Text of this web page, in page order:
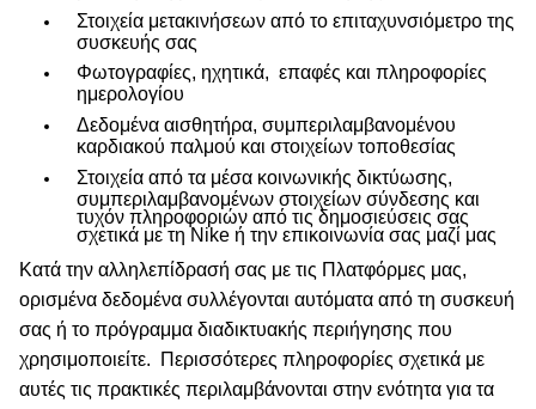
Στοιχεία μετακινήσεων από το επιταχυνσιόμετρο της
συσκευής σας
Φωτογραφίες, ηχητικά, επαφές και πληροφορίες
ημερολογίου
Δεδομένα αισθητήρα, συμπεριλαμβανομένου
καρδιακού παλμού και στοιχείων τοποθεσίας
Στοιχεία από τα μέσα κοινωνικής δικτύωσης,
συμπεριλαμβανομένων στοιχείων σύνδεσης και
τυχόν πληροφοριών από τις δημοσιεύσεις σας
σχετικά με τη Nike ή την επικοινωνία σας μαζί μας
Κατά την αλληλεπίδρασή σας με τις Πλατφόρμες μας,
ορισμένα δεδομένα συλλέγονται αυτόματα από τη συσκευή
σας ή το πρόγραμμα διαδικτυακής περιήγησης που
χρησιμοποιείτε.
Περισσότερες πληροφορίες σχετικά με
αυτές τις πρακτικές περιλαμβάνονται στην ενότητα για τα